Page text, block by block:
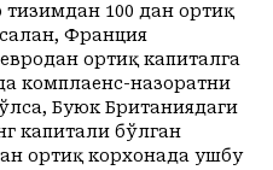
тизимдан 100 дан ортиқ
Франция
ортиқ капиталга
комплаенс-назоратни
Буюк Британиядаги
капитали бўлган
ортиқ корхонада ушбу